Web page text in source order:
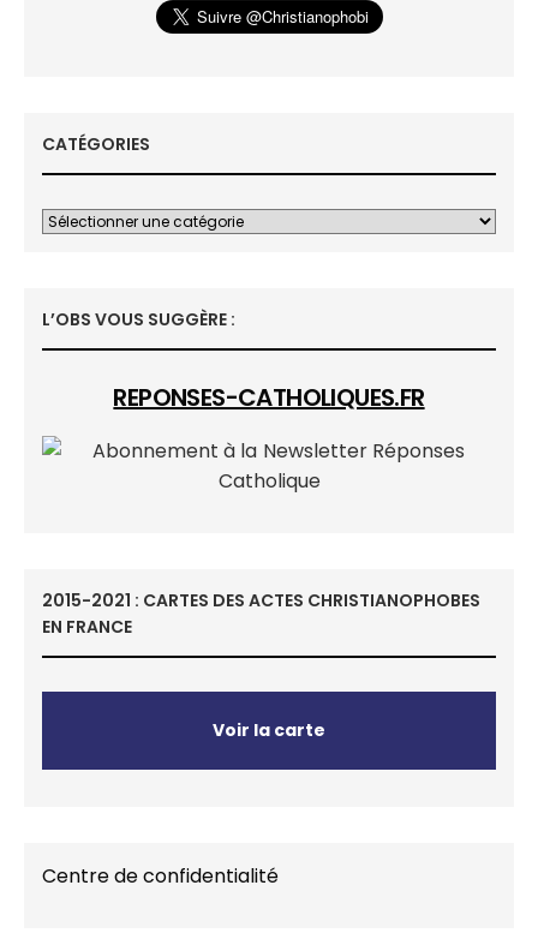
CATÉGORIES
L’OBS VOUS SUGGÈRE :
REPONSES-CATHOLIQUES.FR
2015-2021 : CARTES DES ACTES CHRISTIANOPHOBES
EN FRANCE
Voir la carte
Centre de confidentialité